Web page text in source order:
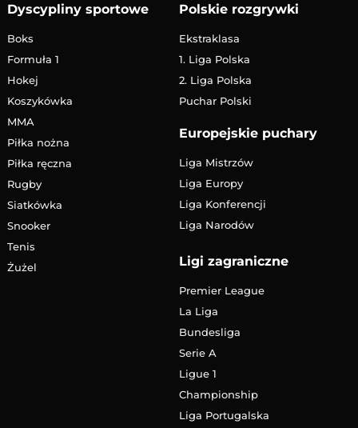
Dyscypliny sportowe
Boks
Formuła 1
Hokej
Koszykówka
MMA
Piłka nożna
Piłka ręczna
Rugby
Siatkówka
Snooker
Tenis
Żużel
Polskie rozgrywki
Ekstraklasa
1. Liga Polska
2. Liga Polska
Puchar Polski
Europejskie puchary
Liga Mistrzów
Liga Europy
Liga Konferencji
Liga Narodów
Ligi zagraniczne
Premier League
La Liga
Bundesliga
Serie A
Ligue 1
Championship
Liga Portugalska